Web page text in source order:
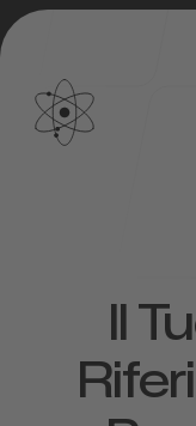
OurIl